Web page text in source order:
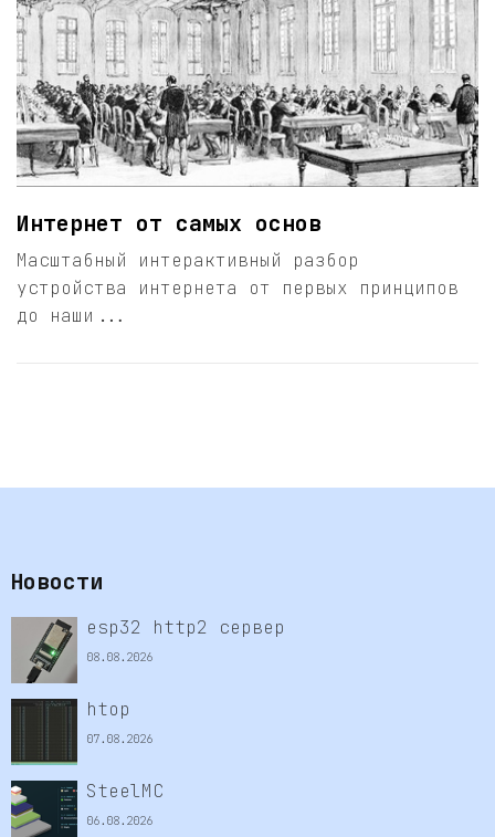
Интернет от самых основ
Масштабный интерактивный разбор
устройства интернета от первых принципов
до наши...
Новости
esp32 http2 сервер
08.08.2026
htop
07.08.2026
SteelMC
06.08.2026